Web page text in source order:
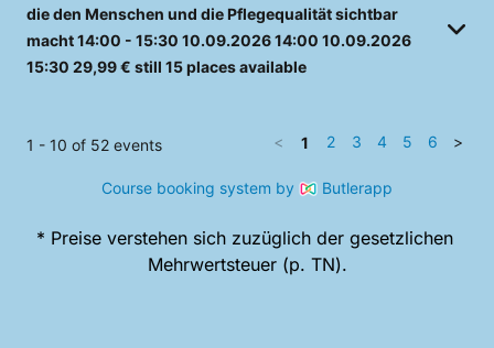
die den Menschen und die Pflegequalität sichtbar
macht14:00 - 15:30 10.09.202614:00 10.09.2026
15:30 29,99 € still 15 places available
1 - 10 of 52 events < 1 2 3 4 5 6 >
Course booking system by Butlerapp
* Preise verstehen sich zuzüglich der gesetzlichen
Mehrwertsteuer (p. TN).